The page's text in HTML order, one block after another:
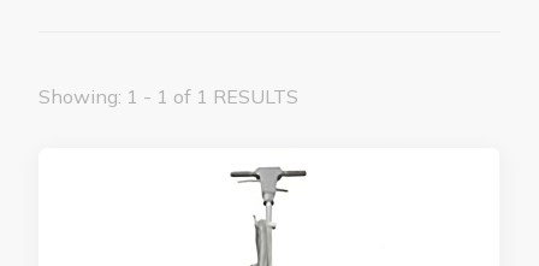
Showing: 1 - 1 of 1 RESULTS